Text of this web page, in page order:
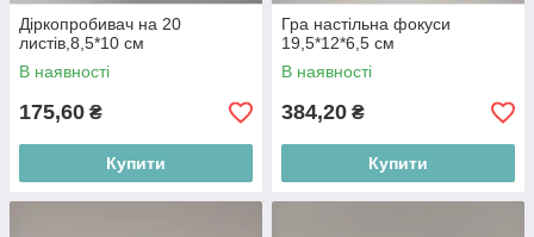
Діркопробивач на 20
листiв,8,5*10 см
В наявності
175,60 ₴
Купити
Гра настiльна фокуси
19,5*12*6,5 см
В наявності
384,20 ₴
Купити